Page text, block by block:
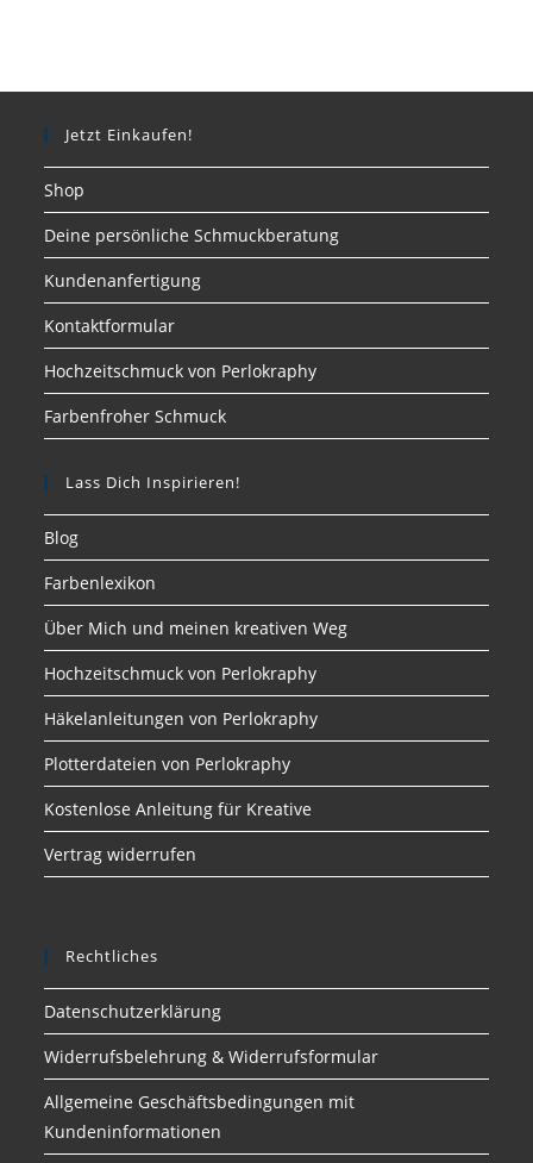
Jetzt Einkaufen!
Shop
Deine persönliche Schmuckberatung
Kundenanfertigung
Kontaktformular
Hochzeitschmuck von Perlokraphy
Farbenfroher Schmuck
Lass Dich Inspirieren!
Blog
Farbenlexikon
Über Mich und meinen kreativen Weg
Hochzeitschmuck von Perlokraphy
Häkelanleitungen von Perlokraphy
Plotterdateien von Perlokraphy
Kostenlose Anleitung für Kreative
Vertrag widerrufen
Rechtliches
Datenschutzerklärung
Widerrufsbelehrung & Widerrufsformular
Allgemeine Geschäftsbedingungen mit
Kundeninformationen